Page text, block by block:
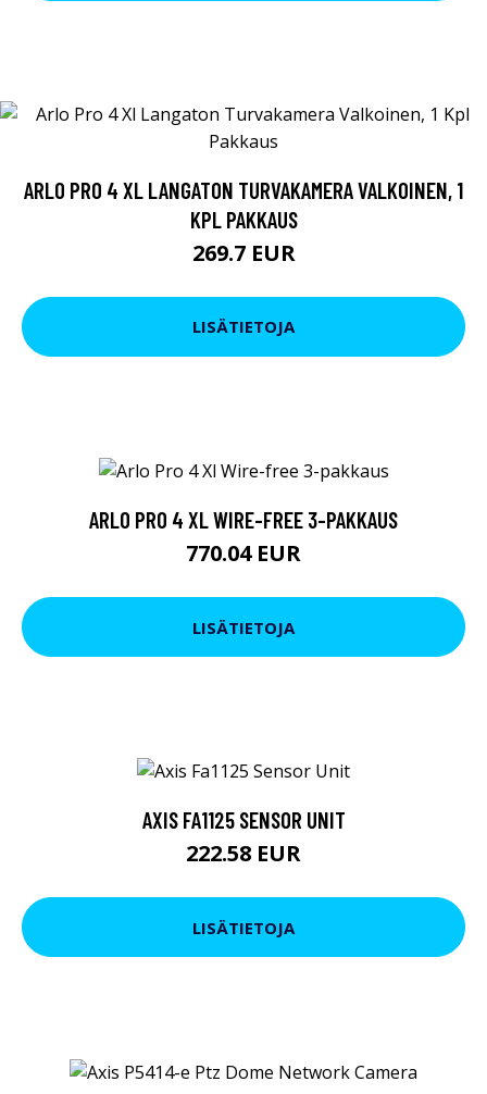
ARLO PRO 4 XL LANGATON TURVAKAMERA VALKOINEN, 1
KPL PAKKAUS
269.7 EUR
LISÄTIETOJA
ARLO PRO 4 XL WIRE-FREE 3-PAKKAUS
770.04 EUR
LISÄTIETOJA
AXIS FA1125 SENSOR UNIT
222.58 EUR
LISÄTIETOJA